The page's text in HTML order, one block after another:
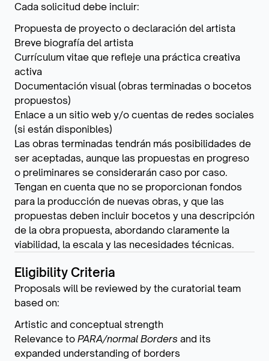
Cada solicitud debe incluir:
Propuesta de proyecto o declaración del artista
Breve biografía del artista
Currículum vitae que refleje una práctica creativa
activa
Documentación visual (obras terminadas o bocetos
propuestos)
Enlace a un sitio web y/o cuentas de redes sociales
(si están disponibles)
Las obras terminadas tendrán más posibilidades de
ser aceptadas, aunque las propuestas en progreso
o preliminares se considerarán caso por caso.
Tengan en cuenta que no se proporcionan fondos
para la producción de nuevas obras, y que las
propuestas deben incluir bocetos y una descripción
de la obra propuesta, abordando claramente la
viabilidad, la escala y las necesidades técnicas.
Eligibility Criteria
Proposals will be reviewed by the curatorial team
based on:
Artistic and conceptual strength
Relevance to PARA/normal Borders and its
expanded understanding of borders